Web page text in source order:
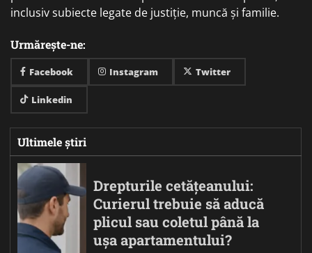
inclusiv subiecte legate de justiție, muncă și familie.
Urmărește-ne:
Facebook Instagram Twitter
Linkedin
Ultimele știri
Drepturile cetățeanului:
Curierul trebuie să aducă
plicul sau coletul până la
ușa apartamentului?